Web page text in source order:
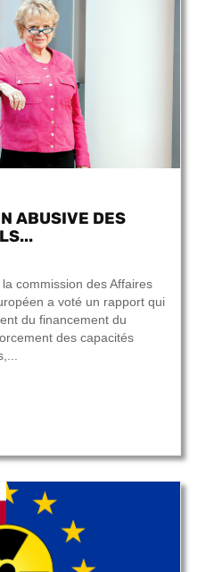
ABUSIVE DES
commission des Affaires
a voté un rapport qui
du financement du
des capacités